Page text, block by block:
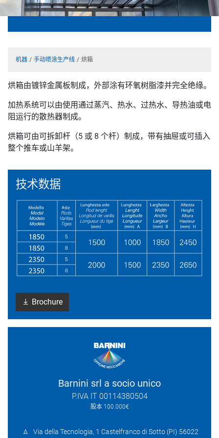
机器 手动喷涂生产线 烘箱
烘箱由镀锌金属板制成，外部涂有环氧树脂漆并完全绝缘。
加热系统可以由使用通过蒸汽、热水、过热水、导热油或电
阻运行的散热器制成。
烘箱可由可拆卸杆（5 或 8 个杆）制成，带有抽屉或可插入
整个推车或山羊架。
技术数据
Brochure
Barnini srl a socio unico
P.IVA IT 00114380504
股本 100.000€
Via della Tecnologia, 1 Castelfranco di Sotto (PI) 56022